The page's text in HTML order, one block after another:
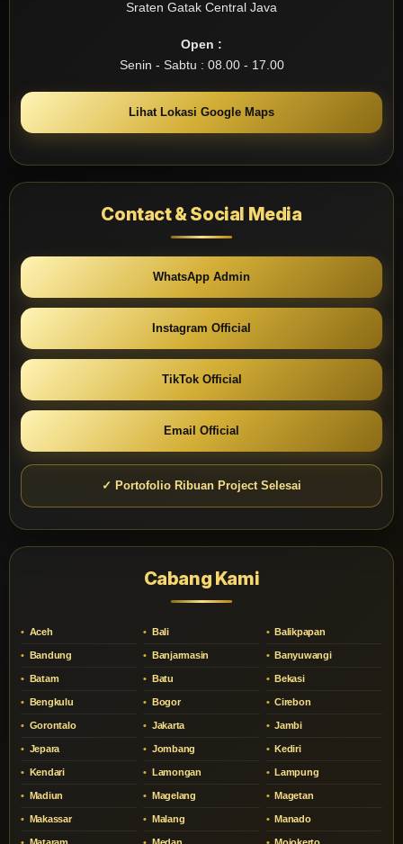
Sraten Gatak Central Java
Open :
Senin - Sabtu : 08.00 - 17.00
Lihat Lokasi Google Maps
Contact & Social Media
WhatsApp Admin
Instagram Official
TikTok Official
Email Official
✓ Portofolio Ribuan Project Selesai
Cabang Kami
Aceh Bali Balikpapan
Bandung Banjarmasin Banyuwangi
Batam Batu Bekasi
Bengkulu Bogor Cirebon
Gorontalo Jakarta Jambi
Jepara Jombang Kediri
Kendari Lamongan Lampung
Madiun Magelang Magetan
Makassar Malang Manado